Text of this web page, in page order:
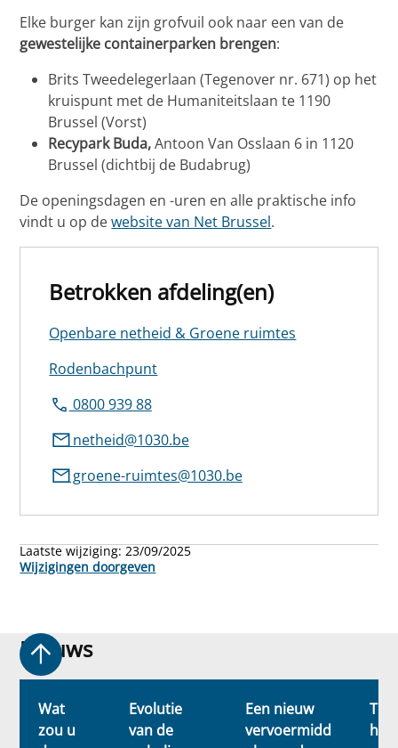
Elke burger kan zijn grofvuil ook naar een van de
gewestelijke containerparken brengen:
Brits Tweedelegerlaan (Tegenover nr. 671) op het
kruispunt met de Humaniteitslaan te 1190
Brussel (Vorst)
Recypark Buda,Antoon Van Osslaan 6 in 1120
Brussel (dichtbij de Budabrug)
De openingsdagen en -uren en alle praktische info
vindt u op dewebsite van Net Brussel.
Betrokken afdeling(en)
Openbare netheid & Groene ruimtes
Rodenbachpunt
0800 939 88
netheid@1030.be
groene-ruimtes@1030.be
Laatste wijziging:23/09/2025
Wijzigingen doorgeven
Nieuws
Nieuws
Wat
zou u
Evolutie
van de
Een nieuw
vervoermidd